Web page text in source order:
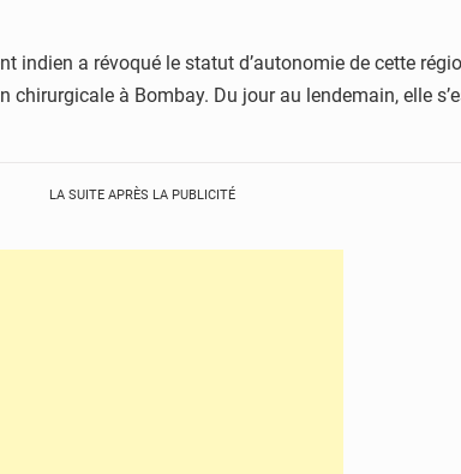
indien a révoqué le statut d’autonomie de cette
à Bombay. Du jour au lendemain, elle
LA SUITE APRÈS LA PUBLICITÉ